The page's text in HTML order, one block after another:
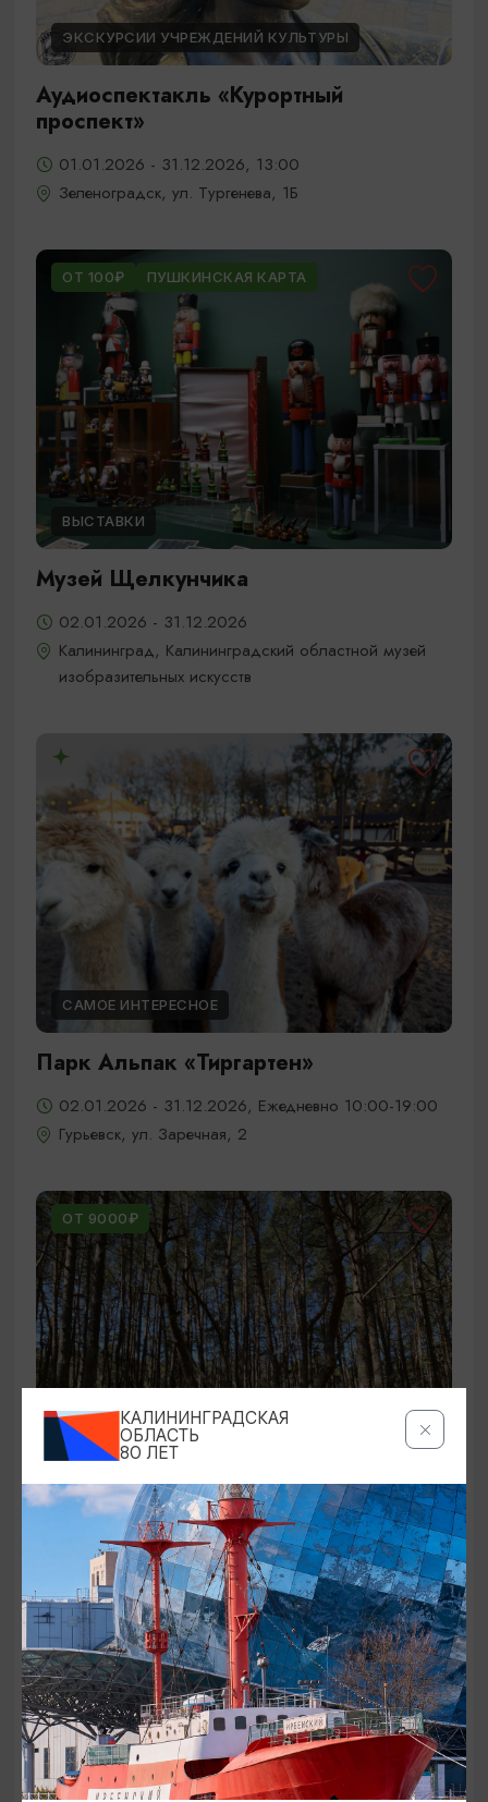
ЭКСКУРСИИ УЧРЕЖДЕНИЙ КУЛЬТУРЫ
Аудиоспектакль «Курортный
проспект»
01.01.2026 - 31.12.2026, 13:00
Зеленоградск, ул. Тургенева, 1Б
ОТ 100₽ ПУШКИНСКАЯ КАРТА
ВЫСТАВКИ
Музей Щелкунчика
02.01.2026 - 31.12.2026
Калининград, Калининградский областной музей
изобразительных искусств
САМОЕ ИНТЕРЕСНОЕ
Парк Альпак «Тиргартен»
02.01.2026 - 31.12.2026, Ежедневно 10:00-19:00
Гурьевск, ул. Заречная, 2
ОТ 9000₽
ЭКСКУРСИИ УЧРЕЖДЕНИЙ КУЛЬТУРЫ
Аудиоспектакль «Истории Куршской
косы»
01.02.2026 - 31.12.2026, 13:00
Куршская коса
ОТ 2500₽
КАЛИНИНГРАДСКАЯ
ОБЛАСТЬ
80 ЛЕТ